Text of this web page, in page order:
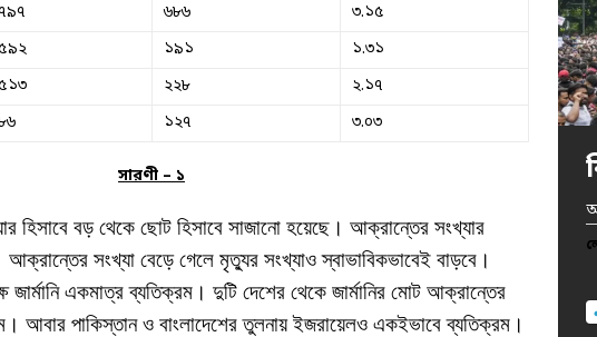
৬৮৬
৩.১৫
১৯১
১.৩১
২২৮
২.১৭
১২৭ ৩.০৩
সারণী – ১
হিসাবে বড় থেকে ছোট হিসাবে সাজানো হয়েছে। আক্রান্তের সংখ্যার
আক্রান্তের সংখ্যা বেড়ে গেলে মৃত্যুর সংখ্যাও স্বাভাবিকভাবেই বাড়বে।
জার্মানি একমাত্র ব্যতিক্রম। দুটি দেশের থেকে জার্মানির মোট আক্রান্তের
আবার পাকিস্তান ও বাংলাদেশের তুলনায় ইজরায়েলও একইভাবে ব্যতিক্রম।